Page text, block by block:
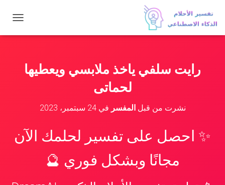
ب
رايت سلفي ياخذ ملابسي ويعطيها
لحماتى
نشرت من قبلالمفسر في24 سبتمبر، 2023
✨ احصل على تفسير لحلمك الآن
مجانًا وبشكل فوري 🔮